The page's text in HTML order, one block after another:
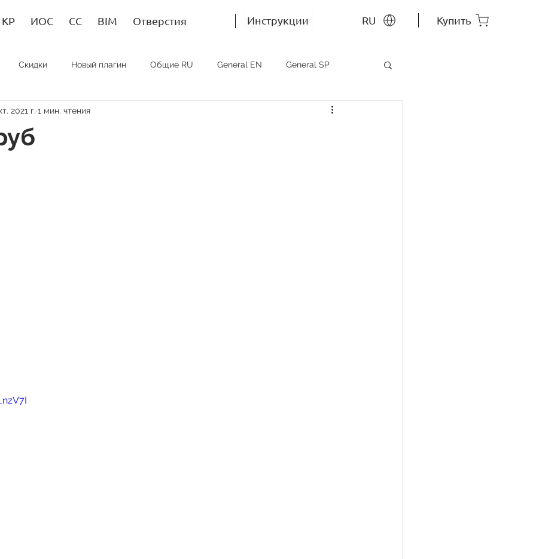
КР ИОС СС BIM Отверстия Инструкции RU Купить
Скидки Новый плагин Общие RU General EN General SP
Bim RU Bim EN
2021 г. 1 мин. чтения